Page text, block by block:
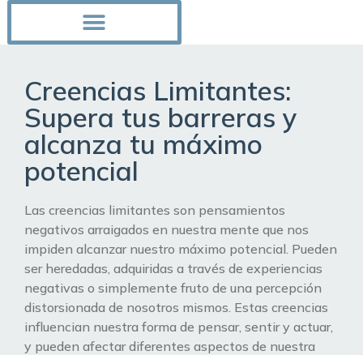
Creencias Limitantes:
Supera tus barreras y
alcanza tu máximo
potencial
Las creencias limitantes son pensamientos
negativos arraigados en nuestra mente que nos
impiden alcanzar nuestro máximo potencial. Pueden
ser heredadas, adquiridas a través de experiencias
negativas o simplemente fruto de una percepción
distorsionada de nosotros mismos. Estas creencias
influencian nuestra forma de pensar, sentir y actuar,
y pueden afectar diferentes aspectos de nuestra